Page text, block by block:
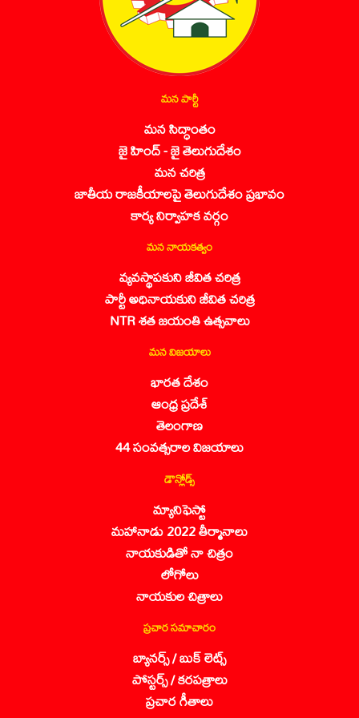
మన పార్టీ
మన సిద్ధాంతం
జై హింద్ - జై తెలుగుదేశం
మన చరిత్ర
జాతీయ రాజకీయాలపై తెలుగుదేశం ప్రభావం
కార్య నిర్వాహక వర్గం
మన నాయకత్వం
వ్యవస్థాపకుని జీవిత చరిత్ర
పార్టీ అధినాయకుని జీవిత చరిత్ర
NTR శత జయంతి ఉత్సవాలు
మన విజయాలు
భారత దేశం
ఆంధ్ర ప్రదేశ్
తెలంగాణ
44 సంవత్సరాల విజయాలు
డౌన్లోడ్స్
మ్యానిఫెస్టో
మహానాడు 2022 తీర్మానాలు
నాయకుడితో నా చిత్రం
లోగోలు
నాయకుల చిత్రాలు
ప్రచార సమాచారం
బ్యానర్స్ / బుక్ లెట్స్
పోస్టర్స్ / కరపత్రాలు
ప్రచార గీతాలు